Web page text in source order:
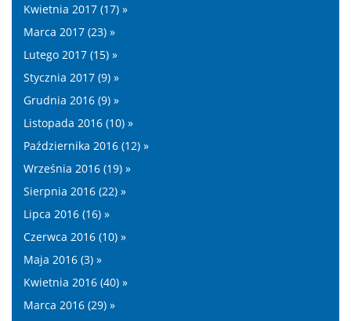
Kwietnia 2017 (17) »
Marca 2017 (23) »
Lutego 2017 (15) »
Stycznia 2017 (9) »
Grudnia 2016 (9) »
Listopada 2016 (10) »
Października 2016 (12) »
Września 2016 (19) »
Sierpnia 2016 (22) »
Lipca 2016 (16) »
Czerwca 2016 (10) »
Maja 2016 (3) »
Kwietnia 2016 (40) »
Marca 2016 (29) »